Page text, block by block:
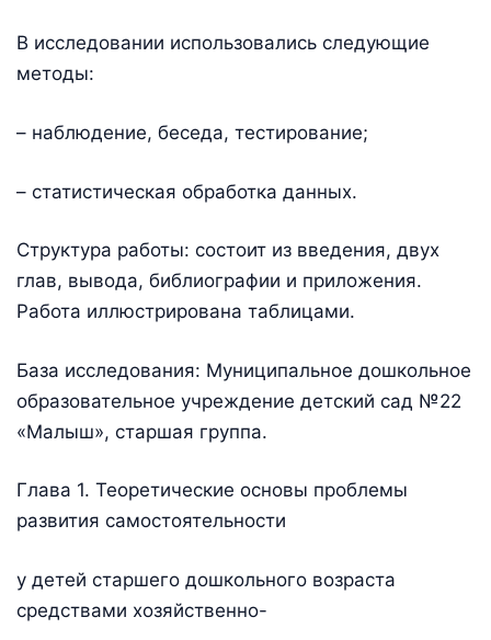
В исследовании использовались следующие
методы:
– наблюдение, беседа, тестирование;
– статистическая обработка данных.
Структура работы: состоит из введения, двух
глав, вывода, библиографии и приложения.
Работа иллюстрирована таблицами.
База исследования: Муниципальное дошкольное
образовательное учреждение детский сад №22
«Малыш», старшая группа.
Глава 1. Теоретические основы проблемы
развития самостоятельности
у детей старшего дошкольного возраста
средствами хозяйственно-